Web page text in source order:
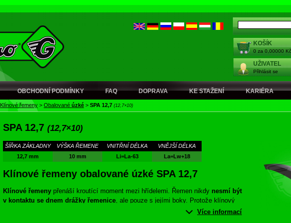
KOŠÍK
0 za 0,00000 Kč
UŽIVATEL
Přihlásit se
OBCHODNÍ PODMÍNKY FAQ DOPRAVA KE STAŽENÍ KARIÉRA
Klínové řemeny > Obalované úzké > SPA 12,7 (12,7×10)
SPA 12,7 (12,7×10)
ŠÍŘKA ZÁKLADNY VÝŠKA ŘEMENE VNITŘNÍ DÉLKA
VNĚJŠÍ DÉLKA
12,7 mm
10 mm Li=La-63 La=Lw+18
Klínové řemeny obalované úzké SPA 12,7
Klínové řemeny přenáší kroutící moment mezi hřídelemi. Řemen nikdy nesmí být
v kontaktu se dnem drážky řemenice, ale pouze s jejími boky. Protože klínový
řemen přenáší krouticí moment za poměrně nízkého napnutí, dosahuje pohon
Více informací